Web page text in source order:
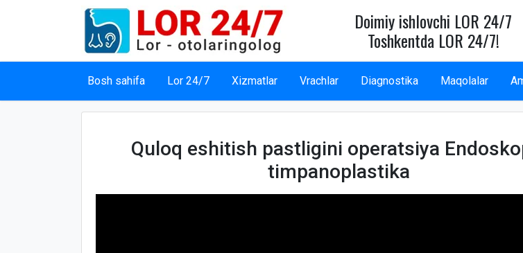
Doimiy ishlovchi LOR 24/7
Toshkentda LOR 24/7!
Bosh sahifa Lor 24/7 Xizmatlar Vrachlar Diagnostika Maqolalar
Quloq eshitish pastligini operatsiya
timpanoplastika